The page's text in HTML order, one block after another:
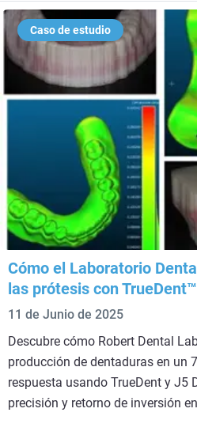
Caso de estudio
Cómo el Laboratorio
las prótesis con TrueDent™
11 de Junio de 2025
Descubre cómo Robert Dental
producción de dentaduras en un
respuesta usando TrueDent y J5
precisión y retorno de inversión